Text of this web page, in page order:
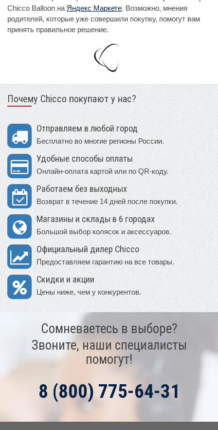
Chicco Balloon на Яндекс Маркете. Возможно, мнения
родителей, которые уже совершили покупку, помогут вам
принять правильное решение.
Почему Chicco покупают у нас?
Отправляем в любой город
Бесплатно во многие регионы России.
Удобные способы оплаты
Онлайн-оплата картой или по QR-коду.
Работаем без выходных
Возврат в течение 14 дней после покупки.
Магазины и склады в 6 городах
Большой выбор колясок и аксессуаров.
Официальный дилер Chicco
Предоставляем гарантию на все товары.
Скидки и акции
Цены ниже, чем у конкурентов.
Сомневаетесь в выборе?
Звоните, наши специалисты
помогут!
8 (800) 775-64-31